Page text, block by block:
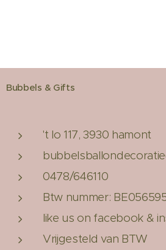
Bubbels & Gifts
't lo 117, 3930 hamont
0478/646110
Btw nummer:
like us on facebook &
Vrijgesteld van BTW